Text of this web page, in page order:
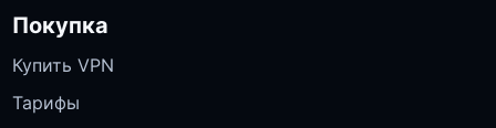
Покупка
Купить VPN
Тарифы